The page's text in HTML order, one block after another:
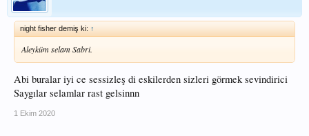
night fisher demiş ki: ↑
Aleyküm selam Sabri.
Abi buralar iyi ce sessizleş di eskilerden sizleri görmek sevindirici
Saygılar selamlar rast gelsinnn
1 Ekim 2020